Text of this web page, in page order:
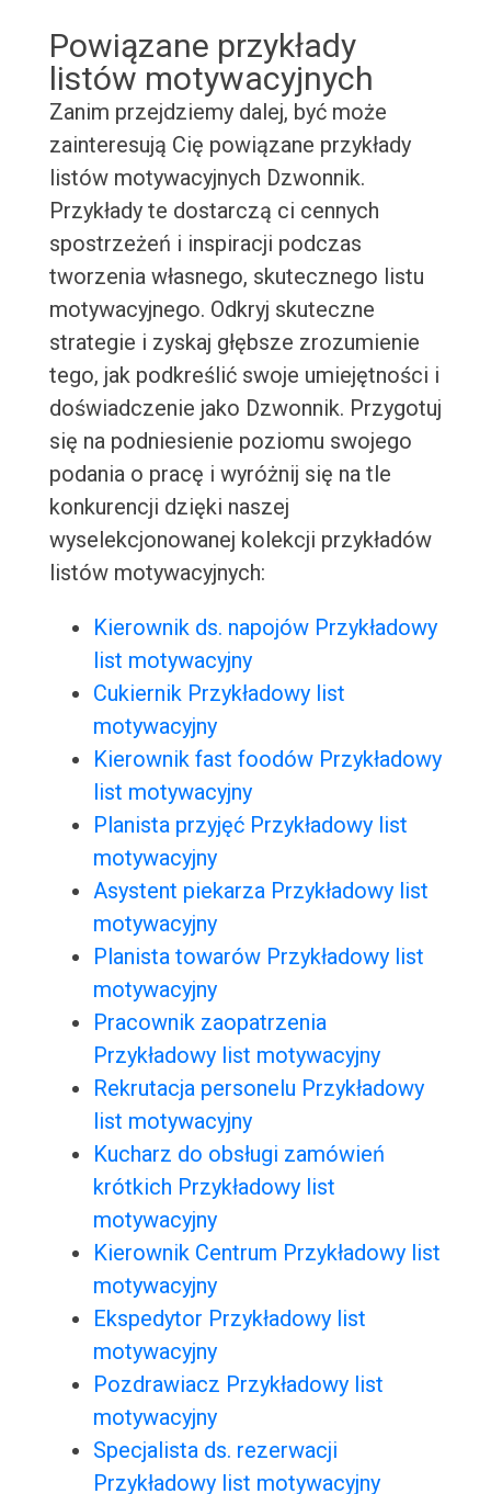
Powiązane przykłady
listów motywacyjnych
Zanim przejdziemy dalej, być może
zainteresują Cię powiązane przykłady
listów motywacyjnych Dzwonnik.
Przykłady te dostarczą ci cennych
spostrzeżeń i inspiracji podczas
tworzenia własnego, skutecznego listu
motywacyjnego. Odkryj skuteczne
strategie i zyskaj głębsze zrozumienie
tego, jak podkreślić swoje umiejętności i
doświadczenie jako Dzwonnik. Przygotuj
się na podniesienie poziomu swojego
podania o pracę i wyróżnij się na tle
konkurencji dzięki naszej
wyselekcjonowanej kolekcji przykładów
listów motywacyjnych:
Kierownik ds. napojów Przykładowy
list motywacyjny
Cukiernik Przykładowy list
motywacyjny
Kierownik fast foodów Przykładowy
list motywacyjny
Planista przyjęć Przykładowy list
motywacyjny
Asystent piekarza Przykładowy list
motywacyjny
Planista towarów Przykładowy list
motywacyjny
Pracownik zaopatrzenia
Przykładowy list motywacyjny
Rekrutacja personelu Przykładowy
list motywacyjny
Kucharz do obsługi zamówień
krótkich Przykładowy list
motywacyjny
Kierownik Centrum Przykładowy list
motywacyjny
Ekspedytor Przykładowy list
motywacyjny
Pozdrawiacz Przykładowy list
motywacyjny
Specjalista ds. rezerwacji
Przykładowy list motywacyjny